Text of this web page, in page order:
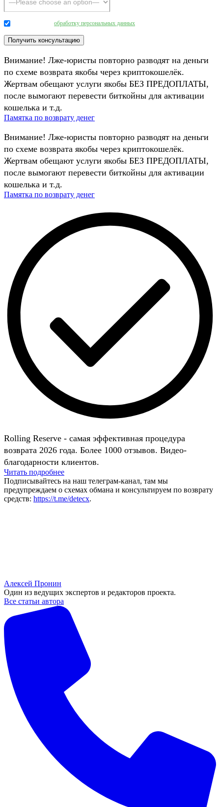
обработку персональных данных
Внимание! Лже-юристы повторно разводят на деньги
по схеме возврата якобы через криптокошелёк.
Жертвам обещают услуги якобы БЕЗ ПРЕДОПЛАТЫ,
после вымогают перевести биткойны для активации
кошелька и т.д.
Памятка по возврату денег
Внимание! Лже-юристы повторно разводят на деньги
по схеме возврата якобы через криптокошелёк.
Жертвам обещают услуги якобы БЕЗ ПРЕДОПЛАТЫ,
после вымогают перевести биткойны для активации
кошелька и т.д.
Памятка по возврату денег
Rolling Reserve - самая эффективная процедура
возврата 2026 года. Более 1000 отзывов. Видео-
благодарности клиентов.
Читать подробнее
Подписывайтесь на наш телеграм-канал, там мы
предупреждаем о схемах обмана и консультируем по возврату
средств: https://t.me/detecx.
Алексей Пронин
Один из ведущих экспертов и редакторов проекта.
Все статьи автора